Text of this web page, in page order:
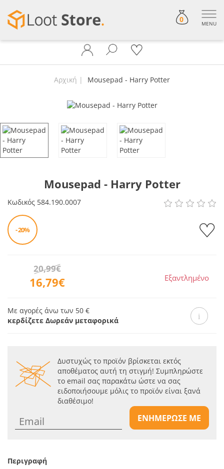
0 MENU
Αρχική Mousepad - Harry Potter
Mousepad - Harry Potter
Κωδικός 584.190.0007
- 20%
16,79€
20,99€
Εξαντλημένο
Με αγορές άνω των 50 €
κερδίζετε Δωρεάν μεταφορικά
Δυστυχώς το προϊόν βρίσκεται εκτός
αποθέματος αυτή τη στιγμή! Συμπληρώστε
το email σας παρακάτω ώστε να σας
ειδοποιήσουμε μόλις το προϊόν είναι ξανά
διαθέσιμο!
ΕΝΗΜΕΡΩΣΕ ΜΕ
Περιγραφή